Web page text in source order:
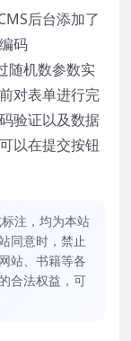
后台添加了
码
随机数参数实
对表单进行完
验证以及数据
以在提交按钮
注，均为本站
同意时，禁止
站、书籍等各
合法权益，可